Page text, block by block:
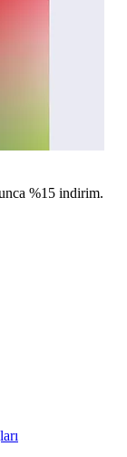
%15 indirim.